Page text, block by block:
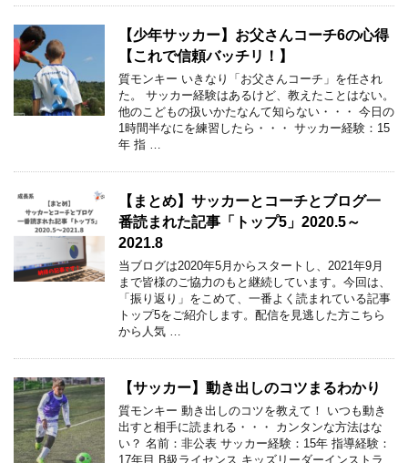
【少年サッカー】お父さんコーチ6の心得
【これで信頼バッチリ！】
質モンキー いきなり「お父さんコーチ」を任され
た。 サッカー経験はあるけど、教えたことはない。
他のこどもの扱いかたなんて知らない・・・ 今日の
1時間半なにを練習したら・・・ サッカー経験：15
年 指 …
【まとめ】サッカーとコーチとブログ一
番読まれた記事「トップ5」2020.5～
2021.8
当ブログは2020年5月からスタートし、2021年9月
まで皆様のご協力のもと継続しています。今回は、
「振り返り」をこめて、一番よく読まれている記事
トップ5をご紹介します。配信を見逃した方こちら
から人気 …
【サッカー】動き出しのコツまるわかり
質モンキー 動き出しのコツを教えて！ いつも動き
出すと相手に読まれる・・・ カンタンな方法はな
い？ 名前：非公表 サッカー経験：15年 指導経験：
17年目 B級ライセンス キッズリーダーインストラ